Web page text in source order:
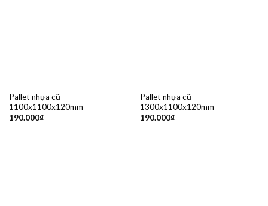
Pallet nhựa cũ
1100x1100x120mm
190.000₫
Pallet nhựa cũ
1300x1100x120mm
190.000₫